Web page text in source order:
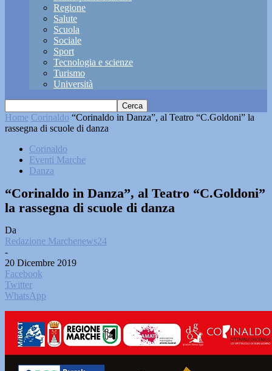
Regione
Salute
Scuola
Sociale
Sport
Tecnologia e scienze
Turismo
Università
Home Corinaldo “Corinaldo in Danza”, al Teatro “C.Goldoni” la
rassegna di scuole di danza
Corinaldo
Eventi Marche
Danza
“Corinaldo in Danza”, al Teatro “C.Goldoni”
la rassegna di scuole di danza
Da
Redazione Marchenews24
-
20 Dicembre 2019
Facebook
Twitter
WhatsApp